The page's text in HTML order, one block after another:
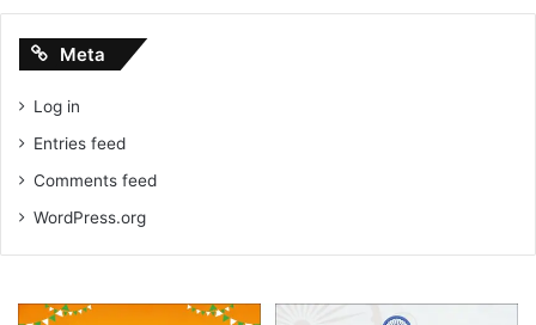
Meta
Log in
Entries feed
Comments feed
WordPress.org